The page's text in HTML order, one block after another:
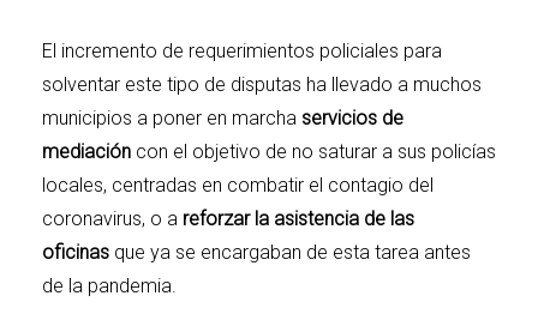
El incremento de requerimientos policiales para
solventar este tipo de disputas ha llevado a muchos
municipios a poner en marcha servicios de
mediación con el objetivo de no saturar a sus policías
locales, centradas en combatir el contagio del
coronavirus, o a reforzar la asistencia de las
oficinas que ya se encargaban de esta tarea antes
de la pandemia.